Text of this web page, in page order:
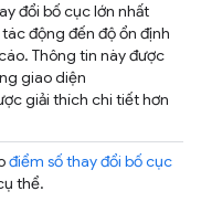
đổi bố cục lớn nhất
động đến độ ổn định
Thông tin này được
giao diện
giải thích chi tiết hơn
điểm số thay đổi bố cục
thể.